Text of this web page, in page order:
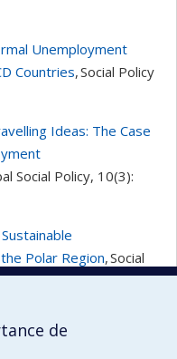
Unemployment
Countries, Social Policy
Ideas: The Case
Social Policy, 10(3):
Sustainable
Polar Region, Social
1283.
de